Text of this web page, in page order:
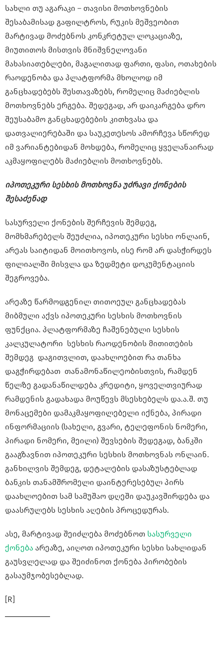
სახლი თუ აგარაკი – თავისი მოთხოვნების
შესაბამისად გაფილტროს, რუკის მეშვეობით
მარტივად მოძებნოს კონკრეტულ ლოკაციაზე,
მიუთითოს მისთვის მნიშვნელოვანი
მახასიათებლები, მაგალითად ფართი, ფასი, ოთახების
რაოდენობა და პლატფორმა მხოლოდ იმ
განცხადებებს შესთავაზებს, რომელიც მაძიებლის
მოთხოვნებს ერგება. შედეგად, არ დაიკარგება დრო
შეუსაბამო განცხადებების კითხვასა და
დათვალიერებაში და საუკეთესოს ამორჩევა სწორედ
იმ ვარიანტებიდან მოხდება, რომელიც ყველანაირად
აკმაყოფილებს მაძიებლის მოთხოვნებს.
იპოთეკური სესხის მოთხოვნა უძრავი ქონების
შესაძენად
სასურველი ქონების შერჩევის შემდეგ,
მომხმარებელს შეუძლია, იპოთეკური სესხი ონლაინ,
არეას საიტიდან მოითხოვოს, ისე რომ არ დასჭირდეს
ფილიალში მისვლა და ზედმეტი დოკუმენტაციის
შეგროვება.
არეაზე წარმოდგენილ თითოეულ განცხადებას
მიბმული აქვს იპოთეკური სესხის მოთხოვნის
ფუნქცია. პლატფორმაზე ჩაშენებული სესხის
კალკულატორი სესხის რაოდენობის მითითების
შემდეგ დაგითვლით, დაახლოებით რა თანხა
დაგჭირდებათ თანამონაწილეობისთვის, რამდენ
წელზე გადანაწილდება კრედიტი, ყოველთვიურად
რამდენის გადახადა მოუწევს მსესხებელს და.ა.შ. თუ
მონაცემები დამაკმაყოფილებელი იქნება, პირადი
ინფორმაციის (სახელი, გვარი, ტელეფონის ნომერი,
პირადი ნომერი, მეილი) შევსების შედეგად, ბანკში
გააგზავნით იპოთეკური სესხის მოთხოვნას ონლაინ.
განხილვის შემდეგ, დეტალების დასაზუსტებლად
ბანკის თანამშრომელი დაინტერესებულ პირს
დაახლოებით სამ სამუშაო დღეში დაუკავშირდება და
დაასრულებს სესხის აღების პროცედურას.
ასე, მარტივად შეიძლება მოძებნოთ სასურველი
ქონება არეაზე, აიღოთ იპოთეკური სესხი სახლიდან
გაუსვლელად და შეიძინოთ ქონება პირობების
გასაუმჯობესებლად.
[R]